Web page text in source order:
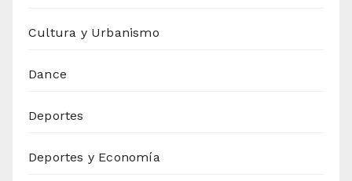
Cultura y Urbanismo
Dance
Deportes
Deportes y Economía